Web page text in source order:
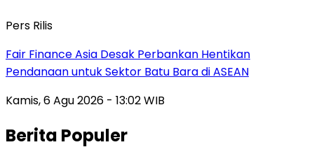
Pers Rilis
Fair Finance Asia Desak Perbankan Hentikan
Pendanaan untuk Sektor Batu Bara di ASEAN
Kamis, 6 Agu 2026 - 13:02 WIB
Berita Populer